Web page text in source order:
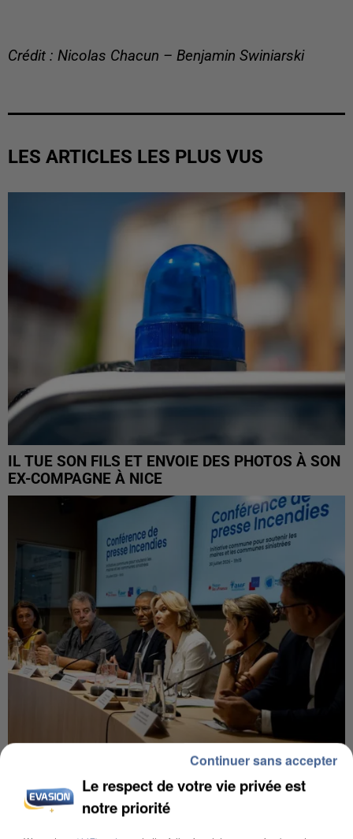
Crédit : Nicolas Chacun – Benjamin Swiniarski
LES ARTICLES LES PLUS VUS
IL TUE SON FILS ET ENVOIE DES PHOTOS À SON
EX-COMPAGNE À NICE
INCENDIES : L’ÎLE-DE-FRANCE LANCE UN ÉLAN
DE SOLIDARITÉ AVEC LES...
Le respect de votre vie privée est
notre priorité
Continuer sans accepter